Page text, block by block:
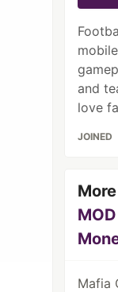
and
love
JOINED
Mafia